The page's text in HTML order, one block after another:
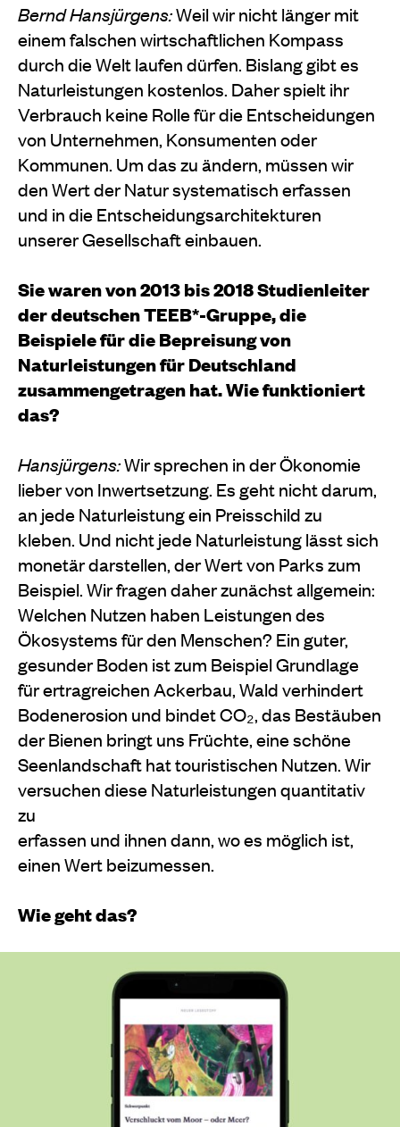
Bernd Hansjürgens:Weil wir nicht länger mit
einem falschen wirtschaftlichen Kompass
durch die Welt laufen dürfen. Bislang gibt es
Naturleistungen kostenlos. Daher spielt ihr
Verbrauch keine Rolle für die Entscheidungen
von Unternehmen, Konsumenten oder
Kommunen. Um das zu ändern, müssen wir
den Wert der Natur systematisch erfassen
und in die Entscheidungsarchitekturen
unserer Gesellschaft einbauen.
Sie waren von 2013 bis 2018 Studienleiter
der deutschen TEEB*-Gruppe, die
Beispiele für die Bepreisung von
Naturleistungen für Deutschland
zusammengetragen hat. Wie funktioniert
das?
Hansjürgens:Wir sprechen in der Ökonomie
lieber von Inwertsetzung. Es geht nicht darum,
an jede Naturleistung ein Preisschild zu
kleben. Und nicht jede Naturleistung lässt sich
monetär darstellen, der Wert von Parks zum
Beispiel. Wir fragen daher zunächst allgemein:
Welchen Nutzen haben Leistungen des
Ökosystems für den Menschen? Ein guter,
gesunder Boden ist zum Beispiel Grundlage
für ertragreichen Ackerbau, Wald verhindert
Bodenerosion und bindet CO₂, das Bestäuben
der Bienen bringt uns Früchte, eine schöne
Seenlandschaft hat touristischen Nutzen. Wir
versuchen diese Naturleistungen quantitativ
zu
erfassen und ihnen dann, wo es möglich ist,
einen Wert beizumessen.
Wie geht das?